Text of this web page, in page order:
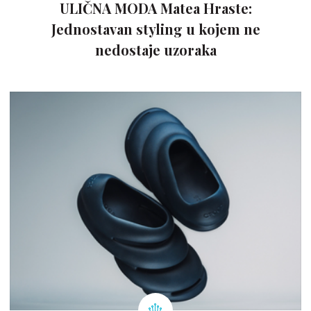
ULIČNA MODA Matea Hraste:
Jednostavan styling u kojem ne
nedostaje uzoraka